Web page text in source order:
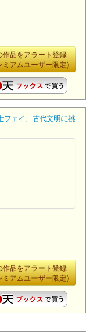
作品をアラート登録
ミアムユーザー限定)
フェイ、古代文明に挑
作品をアラート登録
ミアムユーザー限定)